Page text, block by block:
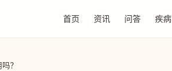
首页 资讯 问答 疾病
？